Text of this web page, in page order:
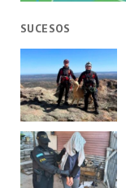
SUCESOS